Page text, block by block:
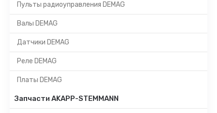
Пульты радиоуправления DEMAG
Валы DEMAG
Датчики DEMAG
Реле DEMAG
Платы DEMAG
Запчасти AKAPP-STEMMANN